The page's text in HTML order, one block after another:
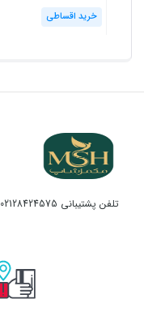
خرید اقساطی
تلفن پشتیبانی 02128424575